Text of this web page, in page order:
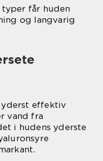
får huden
og langvarig
yderst effektiv
vand fra
i hudens yderste